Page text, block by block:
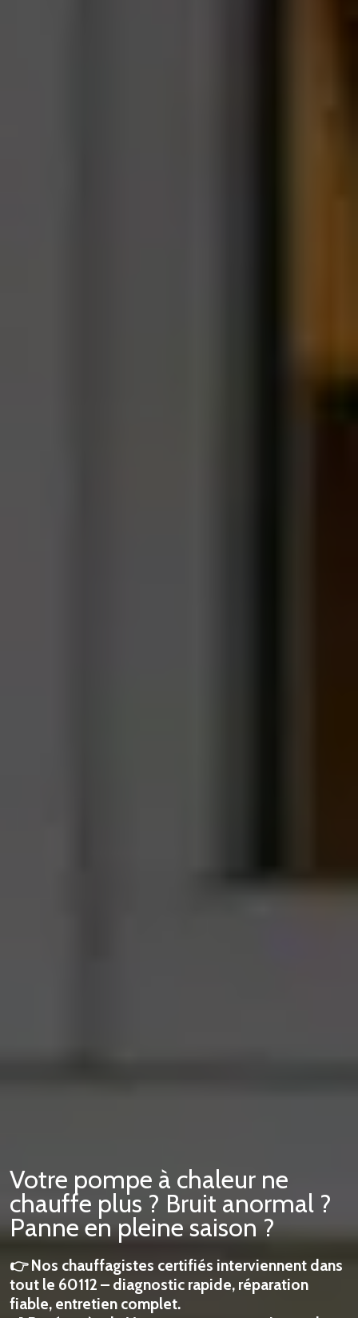
Votre pompe à chaleur ne
chauffe plus ? Bruit anormal ?
Panne en pleine saison ?
👉 Nos chauffagistes certifiés interviennent dans
tout le 60112 – diagnostic rapide, réparation
fiable, entretien complet.